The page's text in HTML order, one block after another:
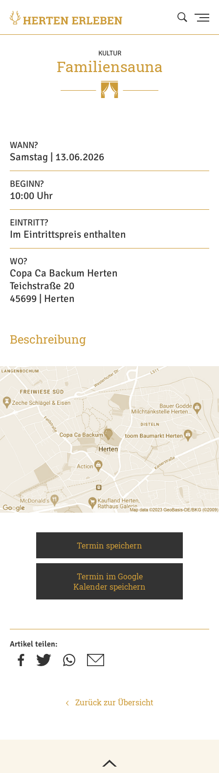
KULTUR
Familiensauna
WANN?
Samstag | 13.06.2026
BEGINN?
10:00 Uhr
EINTRITT?
Im Eintrittspreis enthalten
WO?
Copa Ca Backum Herten
Teichstraße 20
45699 | Herten
Beschreibung
Termin speichern
Termin im Google
Kalender speichern
Artikel teilen:
Zurück zur Übersicht